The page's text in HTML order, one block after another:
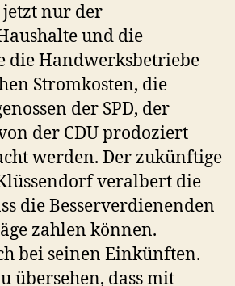
nur der
und die
die Handwerksbetriebe
Stromkosten, die
der SPD, der
der CDU prodoziert
werden. Der zukünftige
veralbert die
die Besserverdienenden
zahlen können.
bei seinen Einkünften.
übersehen, dass mit